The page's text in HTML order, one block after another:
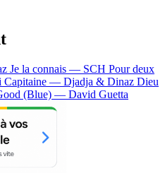
Je la connais — SCH Pour deux
Capitaine — Djadja & Dinaz Dieu
(Blue) — David Guetta